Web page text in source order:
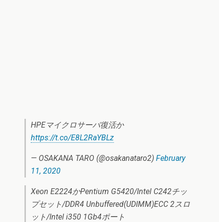
HPEマイクロサーバ復活か
https://t.co/E8L2RaYBLz
— OSAKANA TARO (@osakanataro2) February
11, 2020
Xeon E2224かPentium G5420/Intel C242チッ
プセット/DDR4 Unbuffered(UDIMM)ECC 2スロ
ット/Intel i350 1Gb4ポート